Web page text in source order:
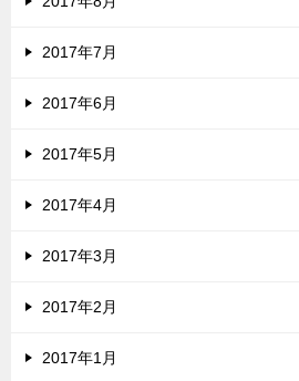
2017年7月
2017年6月
2017年5月
2017年4月
2017年3月
2017年2月
2017年1月